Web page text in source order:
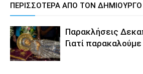
ΠΕΡΙΣΣΟΤΕΡΑ ΑΠΟ ΤΟΝ ΔΗΜΙΟΥΡΓΟ
Παρακλήσεις
Γιατί παρακαλούμε